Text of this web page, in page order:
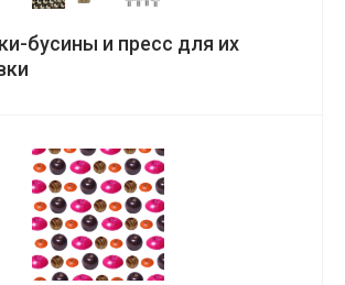
бусины и пресс для их